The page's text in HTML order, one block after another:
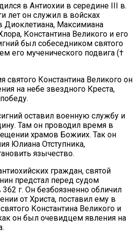
в Антиохии в середине III в.
лет он служил в войсках
Диоклетиана, Максимиана
Константина Великого и его
был собеседником святого
его мученического подвига (†
святого Константина Великого он
на небе звездного Креста,
оставил военную службу и
Там он проводил время в
храмов Божиих. Так он
Юлиана Отступника,
язычество.
граждан, святой
предстал перед судом
г. Он безбоязненно обличил
от Христа, поставил ему в
Константина Великого и
он был очевидцем явления на